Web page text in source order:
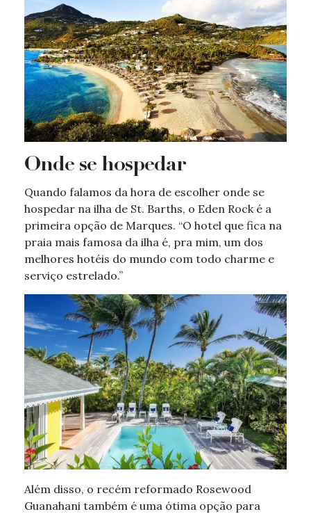
Onde se hospedar
Quando falamos da hora de escolher onde se
hospedar na ilha de St. Barths, o Eden Rock é a
primeira opção de Marques. “O hotel que fica na
praia mais famosa da ilha é, pra mim, um dos
melhores hotéis do mundo com todo charme e
serviço estrelado.”
Além disso, o recém reformado Rosewood
Guanahani também é uma ótima opção para